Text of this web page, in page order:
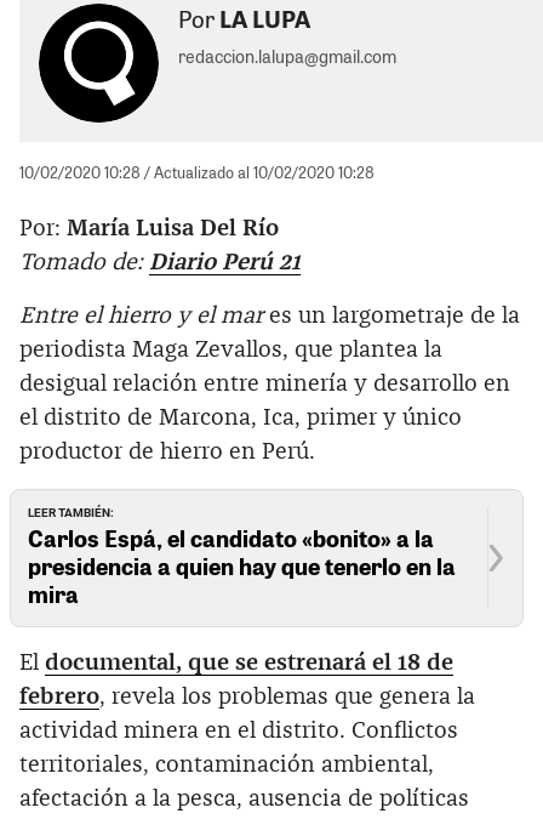
PorLA LUPA
redaccion.lalupa@gmail.com
10/02/2020 10:28 / Actualizado al 10/02/2020 10:28
Por: María Luisa Del Río
Tomado de: Diario Perú 21
Entre el hierro y el mares un largometraje de la
periodista Maga Zevallos, que plantea la
desigual relación entre minería y desarrollo en
el distrito de Marcona, Ica, primer y único
productor de hierro en Perú.
LEER TAMBIÉN:
Carlos Espá, el candidato «bonito» a la
presidencia a quien hay que tenerlo en la
mira
El documental, que se estrenará el 18 de
febrero, revela los problemas que genera la
actividad minera en el distrito. Conflictos
territoriales, contaminación ambiental,
afectación a la pesca, ausencia de políticas